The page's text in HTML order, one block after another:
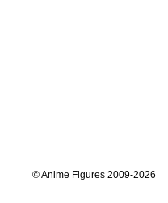
© Anime Figures 2009-2026